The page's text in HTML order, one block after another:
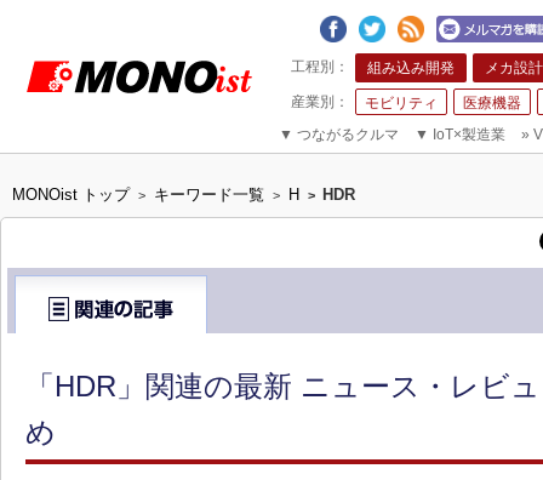
組み込み開発 メカ設計
モビリティ
医療機器
▼ つながるクルマ ▼ IoT×製造業 »
MONOist トップ > キーワード一覧 > H > HDR
「HDR」関連の最新 ニュース・レビ
め